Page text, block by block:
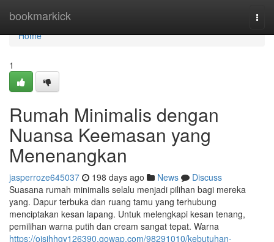
bookmarkick
Home
Home
1
Rumah Minimalis dengan
Nuansa Keemasan yang
Menenangkan
jasperroze645037 198 days ago News
Discuss
Suasana rumah minimalis selalu menjadi pilihan bagi mereka
yang. Dapur terbuka dan ruang tamu yang terhubung
menciptakan kesan lapang. Untuk melengkapi kesan tenang,
pemilihan warna putih dan cream sangat tepat. Warna
https://oisihhgy126390.qowap.com/98291010/kebutuhan-